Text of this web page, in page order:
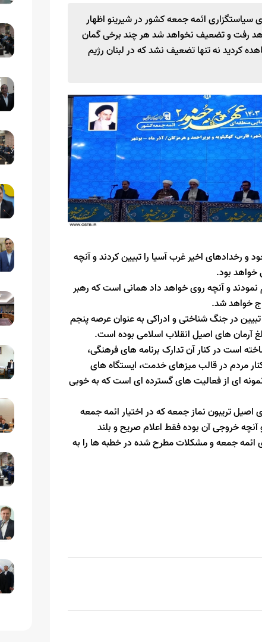
مسولین شورای سیاستگزاری ائمه جمعه کشور در شیرینو اظهار
رفت و تضعیف نخواهد شد هر چند برخی گمان
کردید نه تنها تضعیف نشد که در لبنان رژیم
رخدادهای اخیر غرب آسیا را تبیین کردند و آنچه
خواهد بود.
نمودند و آنچه روی خواهد داد همانی است که رهبر
خواهد شد.
در جنگ شناختی و ادراکی به عنوان عرصه پنجم
آرمان های اصیل انقلاب اسلامی بوده است.
است در کنار آن تدارک برنامه های فرهنگی،
مردم در قالب میزهای خدمت، ایستگاه های
ای از فعالیت های گسترده ای است که به خوبی
اصیل تریبون نماز جمعه که در اختیار ائمه جمعه
خروجی آن بوده فقط اعلام صریح و بلند
جمعه و مشکلات مطرح شده در خطبه ها را به